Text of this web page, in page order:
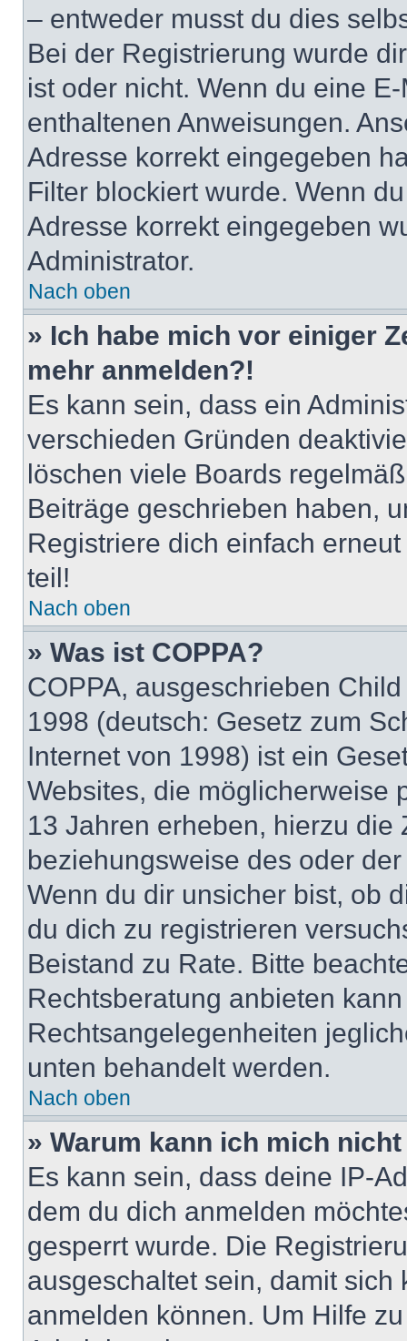
– entweder musst du dies
Bei der Registrierung wurde
ist oder nicht. Wenn du eine
enthaltenen Anweisungen.
Adresse korrekt eingegeben
Filter blockiert wurde. Wenn
Adresse korrekt eingegeben
Administrator.
Nach oben
» Ich habe mich vor einiger
mehr anmelden?!
Es kann sein, dass ein
verschieden Gründen
löschen viele Boards
Beiträge geschrieben haben,
Registriere dich einfach
teil!
Nach oben
» Was ist COPPA?
COPPA, ausgeschrieben
1998 (deutsch: Gesetz zum
Internet von 1998) ist ein
Websites, die möglicherweise
13 Jahren erheben, hierzu die
beziehungsweise des oder
Wenn du dir unsicher bist, ob
du dich zu registrieren
Beistand zu Rate. Bitte
Rechtsberatung anbieten
Rechtsangelegenheiten
unten behandelt werden.
Nach oben
» Warum kann ich mich
Es kann sein, dass deine IP-
dem du dich anmelden
gesperrt wurde. Die
ausgeschaltet sein, damit
anmelden können. Um Hilfe